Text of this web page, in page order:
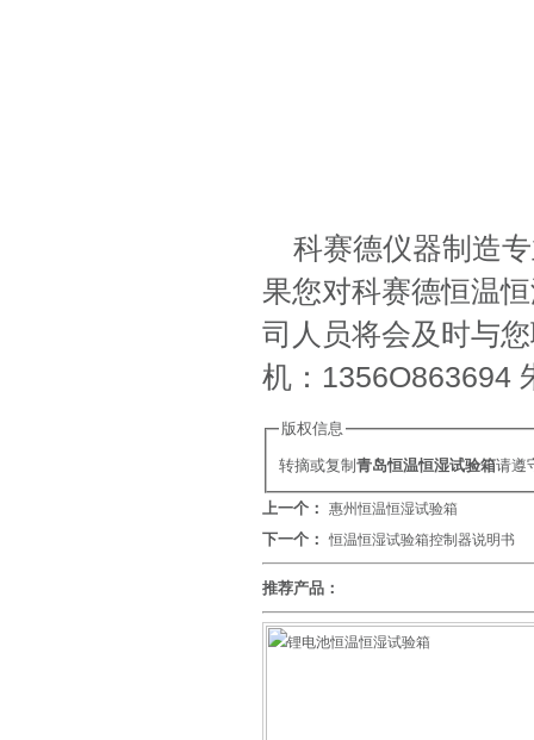
科赛德仪器制造
果您对科赛德恒温
司人员将会及时与
机：1356O863694
版权信息
转摘或复制青岛恒温恒湿试验箱请遵
上一个： 惠州恒温恒湿试验箱
下一个：恒温恒湿试验箱控制器说明书
推荐产品：